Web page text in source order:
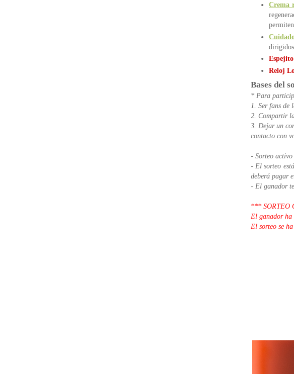
Crema
Espejito
Reloj
Bases del
* Para
1. Ser fans de
2. Compartir
3. Dejar un
contacto con
- Sorteo
- El sorteo
deberá pagar
- El ganador
*** SORTEO
El ganador
El sorteo se